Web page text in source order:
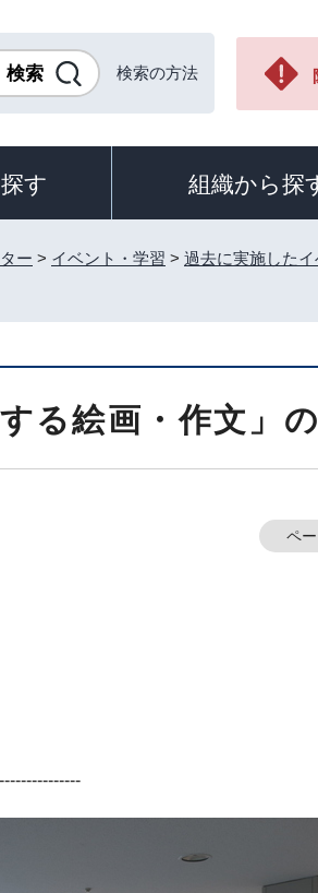
検索の方法
す 組織から探
ー > イベント・学習 > 過去に実施したイ
る絵画・作文」
ペ